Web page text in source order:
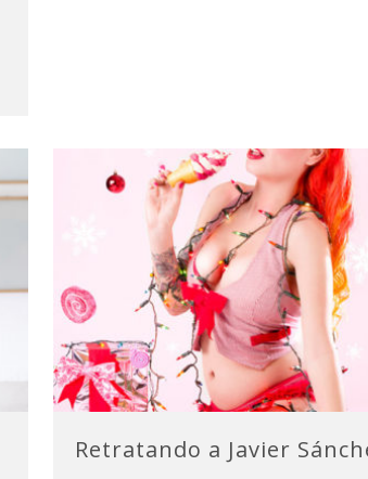
Retratando a Javier